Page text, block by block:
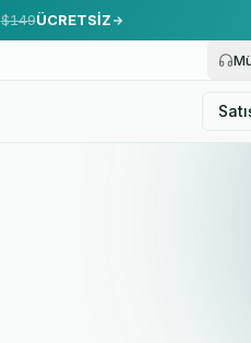
$149ÜCRETSİZ